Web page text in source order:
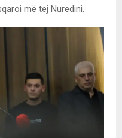
më tej Nuredini.